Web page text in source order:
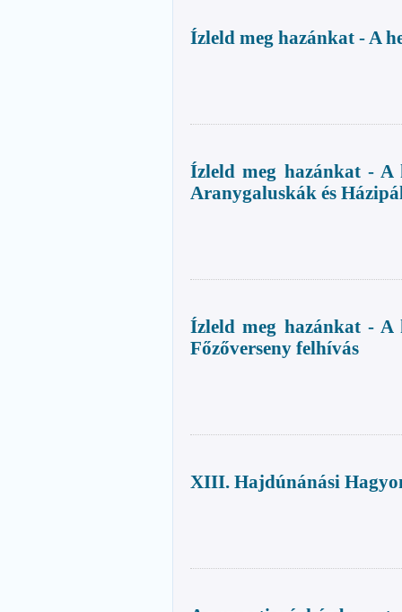
Ízleld meg hazánkat - A
Ízleld meg hazánkat -
Aranygaluskák és
Ízleld meg hazánkat -
Főzőverseny felhívás
XIII. Hajdúnánási